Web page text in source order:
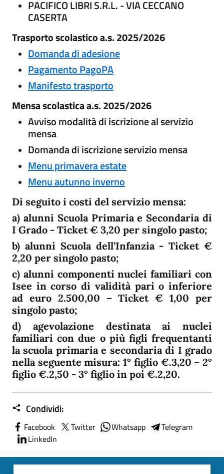
PACIFICO LIBRI S.R.L. - VIA CECCANO
CASERTA
Trasporto scolastico a.s. 2025/2026
Domanda di adesione
Pagamento PagoPA
Manifesto trasporto
Mensa scolastica a.s. 2025/2026
Avviso modalità di iscrizione al servizio
mensa
Domanda di iscrizione servizio mensa
Menu primavera estate
Menu autunno inverno
Di seguito i costi del servizio mensa:
a) alunni Scuola Primaria e Secondaria di
I Grado - Ticket € 3,20 per singolo pasto;
b) alunni Scuola dell’Infanzia - Ticket €
2,20 per singolo pasto;
c) alunni componenti nuclei familiari con
Isee in corso di validità pari o inferiore
ad euro 2.500,00 – Ticket € 1,00 per
singolo pasto;
d) agevolazione destinata ai nuclei
familiari con due o più figli frequentanti
la scuola primaria e secondaria di I grado
nella seguente misura: 1° figlio €.3,20 – 2°
figlio €.2,50 - 3° figlio in poi €.2,20.
Condividi:
Facebook Twitter Whatsapp
Telegram
LinkedIn